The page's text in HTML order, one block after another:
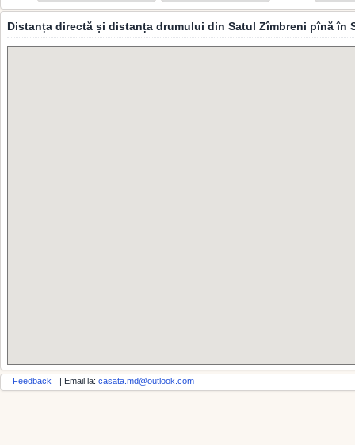
Distanța directă și distanța drumului din Satul Zîmbreni pînă în
Feedback | Email la: casata.md@outlook.com